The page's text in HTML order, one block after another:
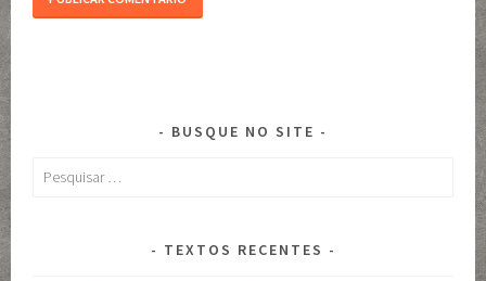
BUSQUE NO SITE
Pesquisar
TEXTOS RECENTES